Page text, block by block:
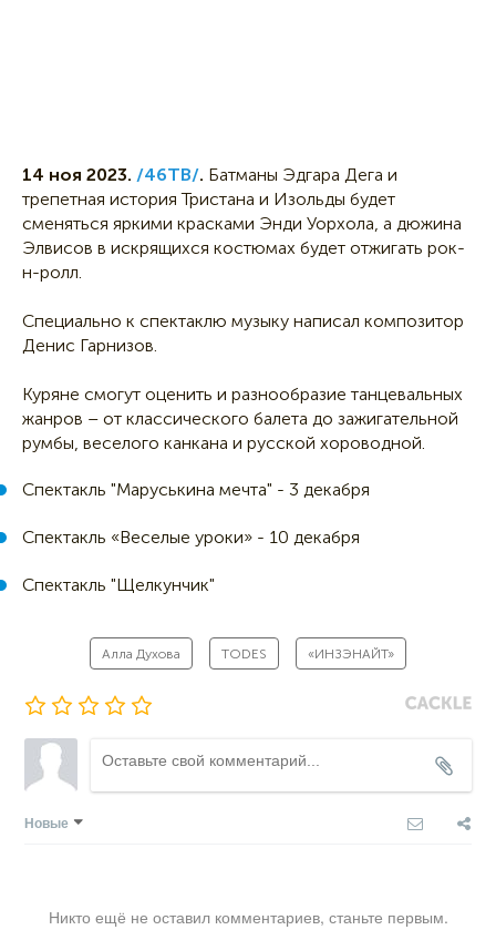
14 ноя 2023. /46ТВ/. Батманы Эдгара Дега и
трепетная история Тристана и Изольды будет
сменяться яркими красками Энди Уорхола, а дюжина
Элвисов в искрящихся костюмах будет отжигать рок-
н-ролл.
Специально к спектаклю музыку написал композитор
Денис Гарнизов.
Куряне смогут оценить и разнообразие танцевальных
жанров – от классического балета до зажигательной
румбы, веселого канкана и русской хороводной.
Спектакль "Маруськина мечта" - 3 декабря
Спектакль «Веселые уроки» - 10 декабря
Спектакль "Щелкунчик"
Алла Духова TODES «ИНЗЭНАЙТ»
Новые
Никто ещё не оставил комментариев, станьте первым.